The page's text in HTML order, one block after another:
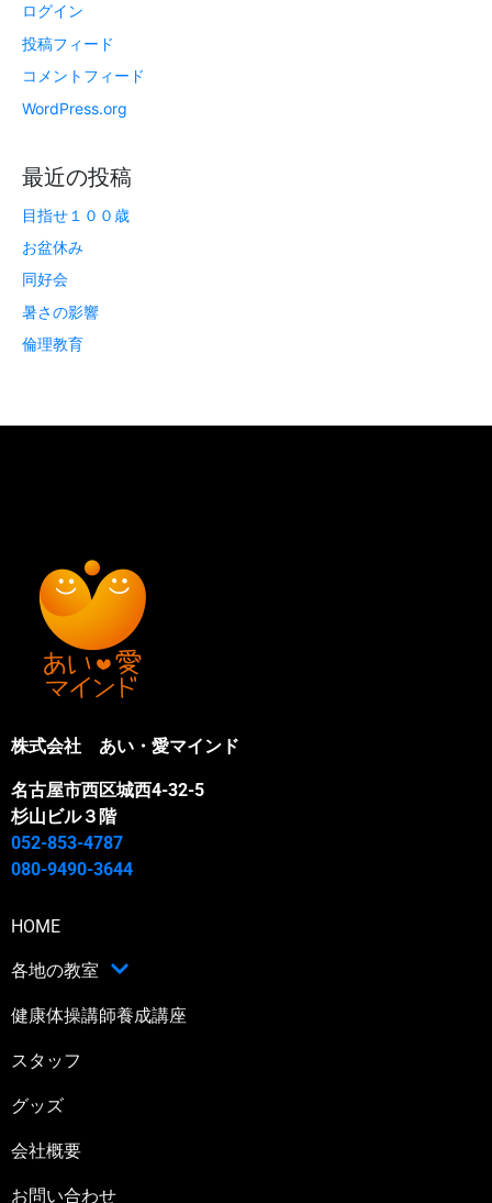
ログイン
投稿フィード
コメントフィード
WordPress.org
最近の投稿
目指せ１００歳
お盆休み
同好会
暑さの影響
倫理教育
株式会社 あい・愛マインド
名古屋市西区城西4-32-5
杉山ビル３階
052-853-4787
080-9490-3644
HOME
各地の教室
健康体操講師養成講座
スタッフ
グッズ
会社概要
お問い合わせ